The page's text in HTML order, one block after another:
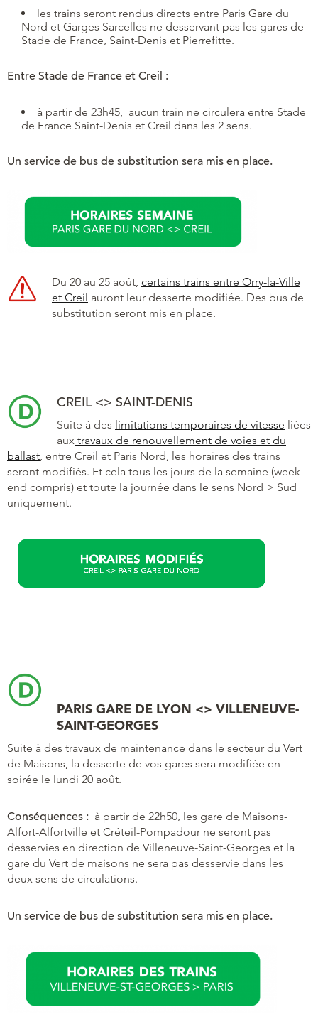
les trains seront rendus directs entre Paris Gare du
Nord et Garges Sarcelles ne desservant pas les gares de
Stade de France, Saint-Denis et Pierrefitte.
Entre Stade de France et Creil :
à partir de 23h45, aucun train ne circulera entre Stade
de France Saint-Denis et Creil dans les 2 sens.
Un service de bus de substitution sera mis en place.
Du 20 au 25 août, certains trains entre Orry-la-Ville
et Creil auront leur desserte modifiée. Des bus de
substitution seront mis en place.
CREIL <> SAINT-DENIS
Suite à des limitations temporaires de vitesse liées
aux travaux de renouvellement de voies et du
ballast , entre Creil et Paris Nord, les horaires des trains
seront modifiés. Et cela tous les jours de la semaine (week-
end compris) et toute la journée dans le sens Nord > Sud
uniquement.
PARIS GARE DE LYON <> VILLENEUVE-
SAINT-GEORGES
Suite à des travaux de maintenance dans le secteur du Vert
de Maisons, la desserte de vos gares sera modifiée en
soirée le lundi 20 août.
Conséquences : à partir de 22h50, les gare de Maisons-
Alfort-Alfortville et Créteil-Pompadour ne seront pas
desservies en direction de Villeneuve-Saint-Georges et la
gare du Vert de maisons ne sera pas desservie dans les
deux sens de circulations.
Un service de bus de substitution sera mis en place.